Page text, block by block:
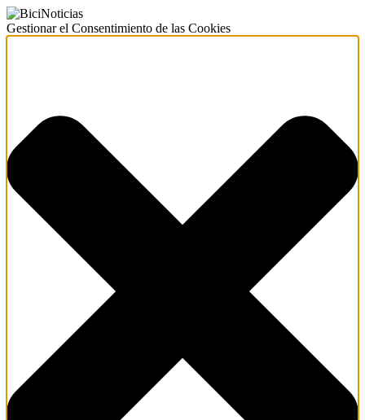
Gestionar el Consentimiento de las Cookies